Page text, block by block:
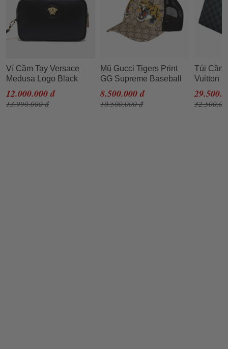
Ví Cầm Tay Versace
Medusa Logo Black
Leather Clutch
12.000.000 đ
13.990.000 đ
Mũ Gucci Tigers Print
GG Supreme Baseball
Beige Size L (Song Hổ)
8.500.000 đ
10.500.000 đ
Túi Cầm
Vuitton
Damier